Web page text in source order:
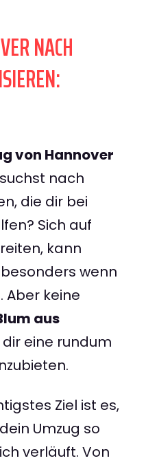
NACH
von Hannover
nach
die dir bei
Sich auf
kann
wenn
Aber keine
aus
eine rundum
Ziel ist es,
Umzug so
verläuft. Von